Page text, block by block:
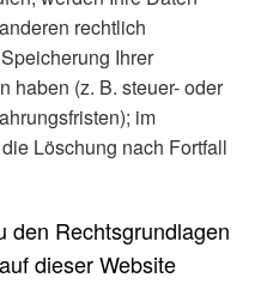
rechtlich
Ihrer
haben (z. B. steuer- oder
im
Löschung nach Fortfall
den Rechtsgrundlagen
dieser Website